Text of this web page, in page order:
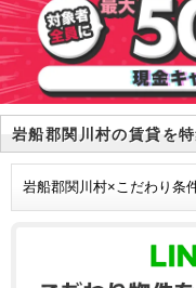
岩船郡関川村の賃貸を
岩船郡関川村×こだわり条